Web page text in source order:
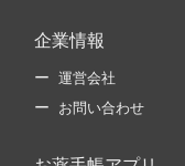
企業情報
運営会社
お問い合わせ